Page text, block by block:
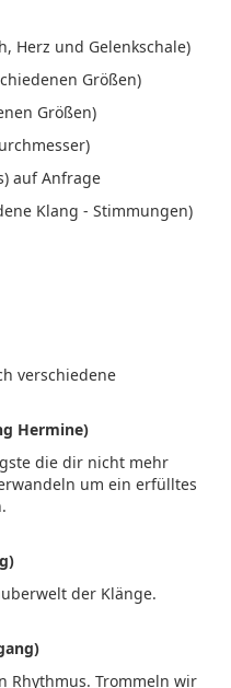
Herz und Gelenkschale)
Größen)
Größen)
auf Anfrage
Klang - Stimmungen)
verschiedene
Hermine)
die dir nicht mehr
um ein erfülltes
der Klänge.
Rhythmus. Trommeln wir